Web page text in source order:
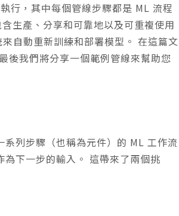
行，其中每個管線步驟都是 ML 流程
生產、分享和可靠地以及可重複使用
自動重新訓練和部署模型。 在這篇文
我們將分享一個範例管線來幫助您
列步驟（也稱為元件）的 ML 工作流
下一步的輸入。 這帶來了兩個挑